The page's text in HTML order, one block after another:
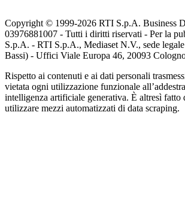
Copyright © 1999-2026 RTI S.p.A. Business
03976881007 - Tutti i diritti riservati - Per la
S.p.A. - RTI S.p.A., Mediaset N.V., sede
Bassi) - Uffici Viale Europa 46, 20093
Rispetto ai contenuti e ai dati personali
vietata ogni utilizzazione funzionale
intelligenza artificiale generativa. È altresì fatto
utilizzare mezzi automatizzati di data scraping.